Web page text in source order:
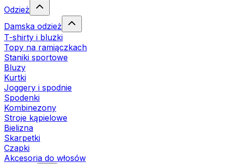
Odzież
Damska odzież
T-shirty i bluzki
Topy na ramiączkach
Staniki sportowe
Bluzy
Kurtki
Joggery i spodnie
Spodenki
Kombinezony
Stroje kąpielowe
Bielizna
Skarpetki
Czapki
Akcesoria do włosów